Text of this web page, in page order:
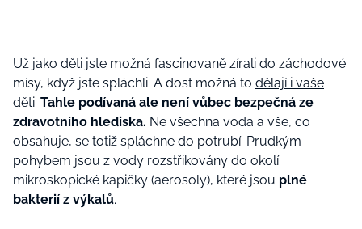
Už jako děti jste možná fascinovaně zírali do záchodové
mísy, když jste spláchli. A dost možná to dělají i vaše
děti. Tahle podívaná ale není vůbec bezpečná ze
zdravotního hlediska. Ne všechna voda a vše, co
obsahuje, se totiž spláchne do potrubí. Prudkým
pohybem jsou z vody rozstřikovány do okolí
mikroskopické kapičky (aerosoly), které jsou plné
bakterií z výkalů.